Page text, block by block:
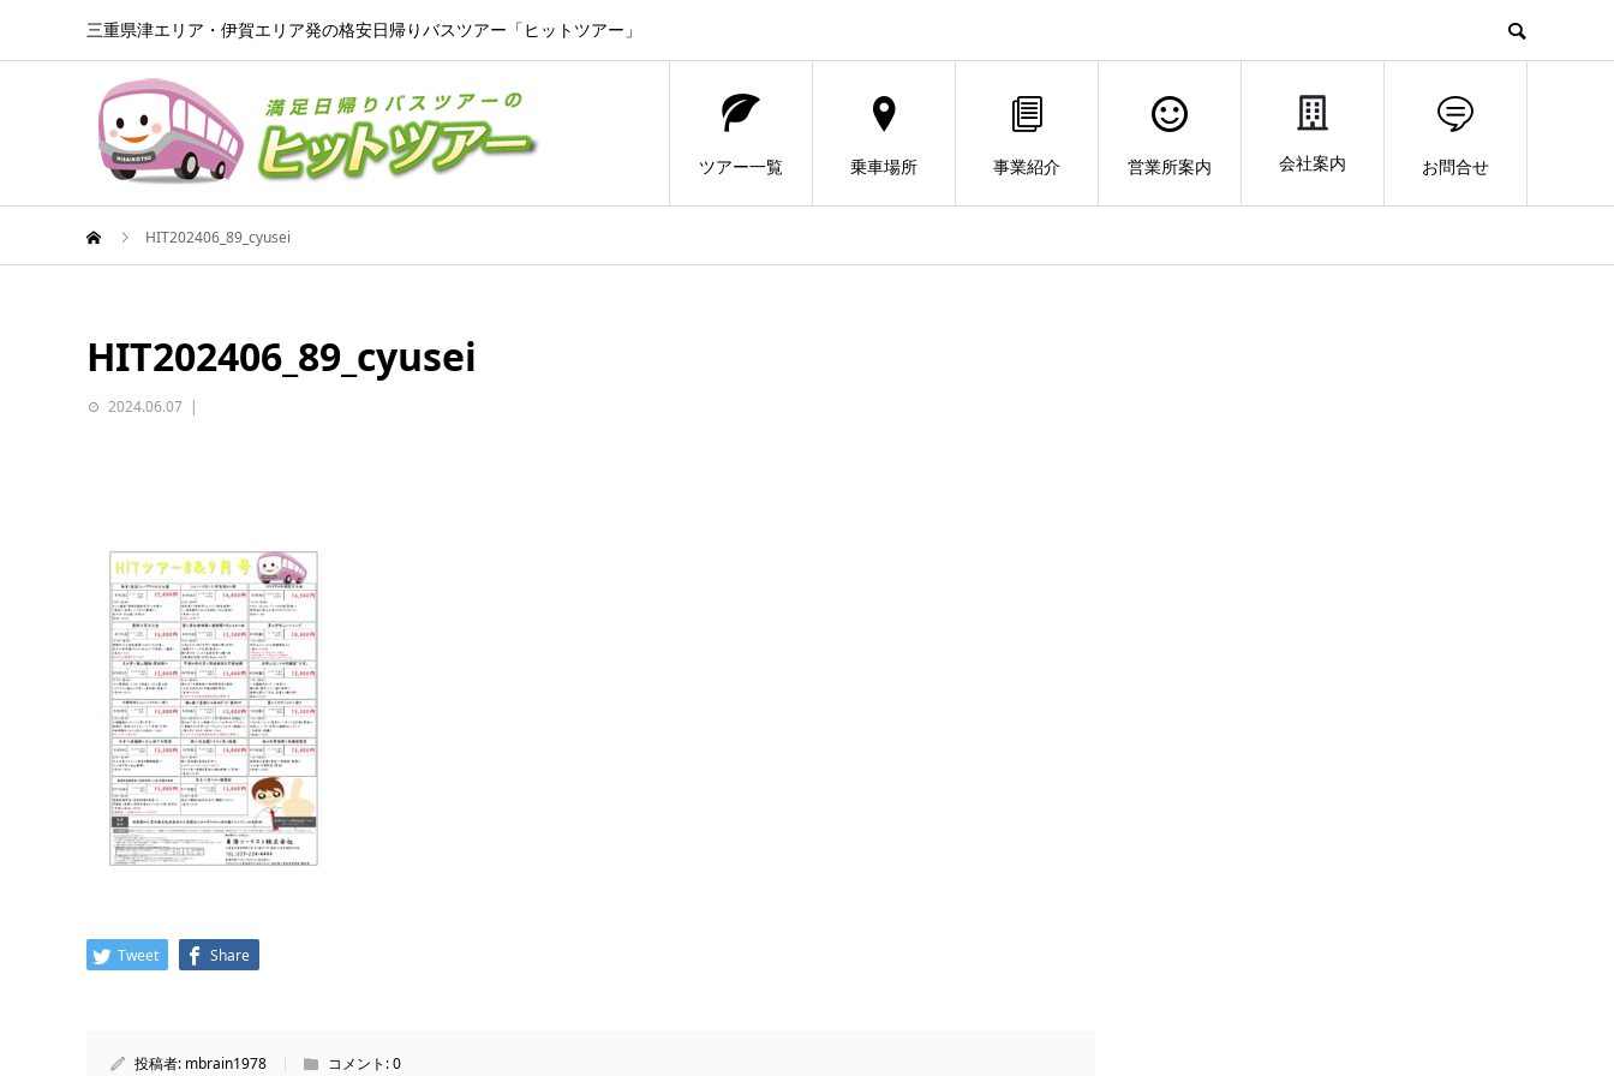
三重県津エリア・伊賀エリア発の格安日帰りバスツアー「ヒットツアー」
ツアー一覧 乗車場所 事業紹介 営業所案内 会社案内 お問合せ
HIT202406_89_cyusei
HIT202406_89_cyusei
2024.06.07
Tweet Share
投稿者: mbrain1978 コメント:0